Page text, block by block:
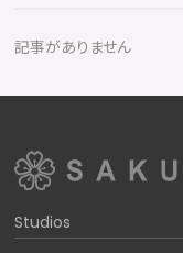
記事がありません
Studios